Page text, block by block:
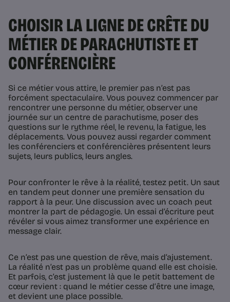
CHOISIR LA LIGNE DE CRÊTE DU
MÉTIER DE PARACHUTISTE ET
CONFÉRENCIÈRE
Si ce métier vous attire, le premier pas n’est pas
forcément spectaculaire. Vous pouvez commencer par
rencontrer une personne du métier, observer une
journée sur un centre de parachutisme, poser des
questions sur le rythme réel, le revenu, la fatigue, les
déplacements. Vous pouvez aussi regarder comment
les conférenciers et conférencières présentent leurs
sujets, leurs publics, leurs angles.
Pour confronter le rêve à la réalité, testez petit. Un saut
en tandem peut donner une première sensation du
rapport à la peur. Une discussion avec un coach peut
montrer la part de pédagogie. Un essai d’écriture peut
révéler si vous aimez transformer une expérience en
message clair.
Ce n’est pas une question de rêve, mais d’ajustement.
La réalité n’est pas un problème quand elle est choisie.
Et parfois, c’est justement là que le petit battement de
cœur revient : quand le métier cesse d’être une image,
et devient une place possible.